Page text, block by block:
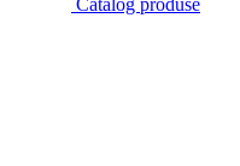
Catalog produse